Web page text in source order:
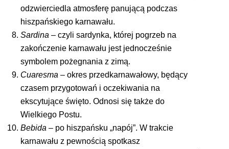
odzwierciedla atmosferę panującą podczas
hiszpańskiego karnawału.
Sardina – czyli sardynka, której pogrzeb na
zakończenie karnawału jest jednocześnie
symbolem pożegnania z zimą.
Cuaresma – okres przedkarnawałowy, będący
czasem przygotowań i oczekiwania na
ekscytujące święto. Odnosi się także do
Wielkiego Postu.
Bebida – po hiszpańsku „napój”. W trakcie
karnawału z pewnością spotkasz